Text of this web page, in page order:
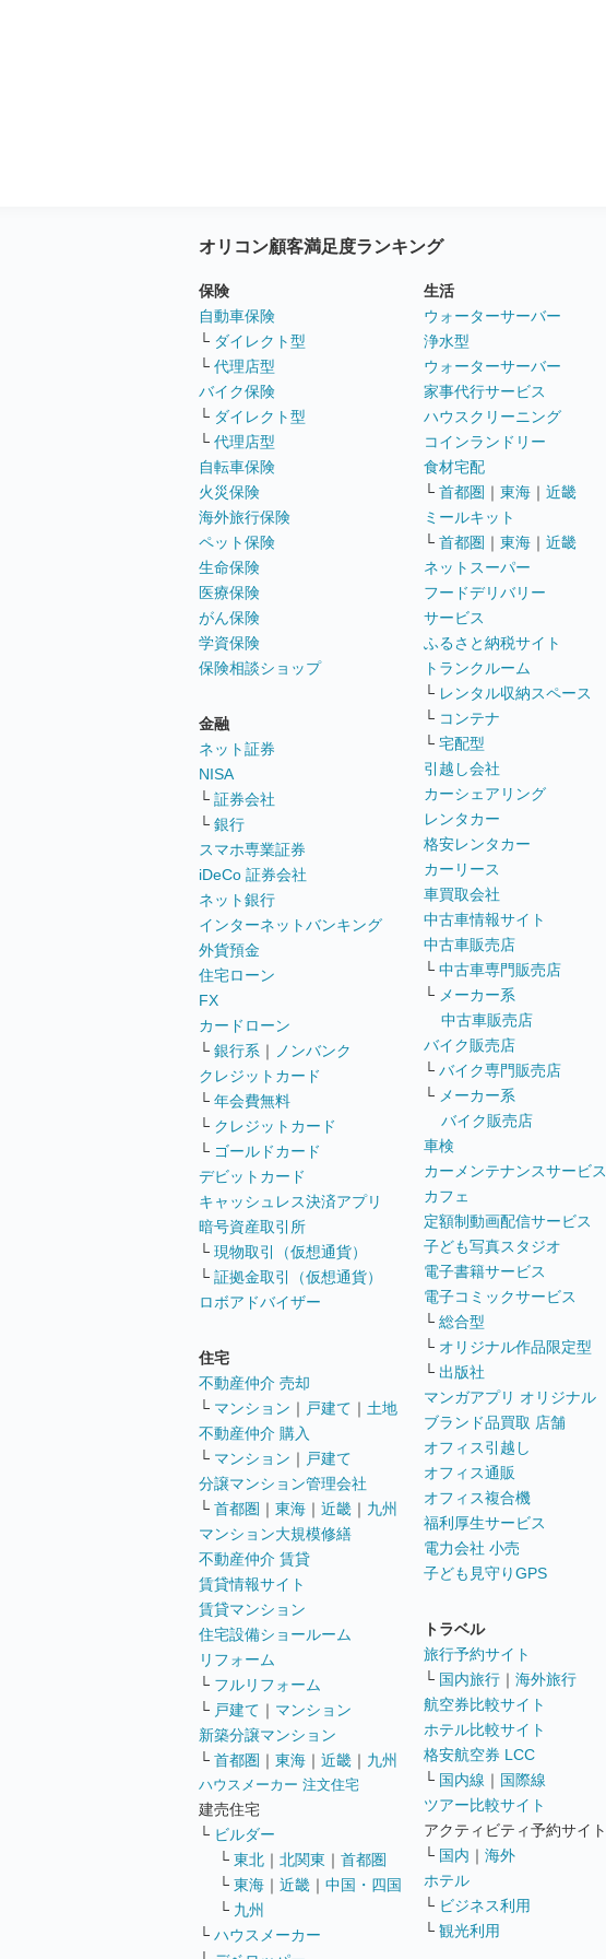
オリコン顧客満足度ランキング
保険
自動車保険
└ ダイレクト型
└ 代理店型
バイク保険
└ ダイレクト型
└ 代理店型
自転車保険
火災保険
海外旅行保険
ペット保険
生命保険
医療保険
がん保険
学資保険
保険相談ショップ
金融
ネット証券
NISA
└ 証券会社
└ 銀行
スマホ専業証券
iDeCo 証券会社
ネット銀行
インターネットバンキング
外貨預金
住宅ローン
FX
カードローン
└ 銀行系 ｜
ノンバンク
クレジットカード
└ 年会費無料
└ クレジットカード
└ ゴールドカード
デビットカード
キャッシュレス決済アプリ
暗号資産取引所
└ 現物取引（仮想通貨）
└ 証拠金取引（仮想通貨）
ロボアドバイザー
住宅
不動産仲介 売却
└ マンション ｜ 戸建て ｜ 土地
不動産仲介 購入
└ マンション ｜ 戸建て
分譲マンション管理会社
└ 首都圏 ｜ 東海 ｜ 近畿 ｜ 九州
マンション大規模修繕
不動産仲介 賃貸
賃貸情報サイト
賃貸マンション
住宅設備ショールーム
リフォーム
└ フルリフォーム
└ 戸建て ｜ マンション
新築分譲マンション
└ 首都圏 ｜ 東海 ｜ 近畿 ｜ 九州
ハウスメーカー 注文住宅
建売住宅
└ ビルダー
└ 東北 ｜ 北関東 ｜ 首都圏
└ 東海 ｜ 近畿 ｜ 中国・四国
└ 九州
└ ハウスメーカー
生活
ウォーターサーバー
浄水型
ウォーターサーバー
家事代行サービス
ハウスクリーニング
コインランドリー
食材宅配
└ 首都圏 ｜ 東海 ｜ 近畿
ミールキット
└ 首都圏 ｜ 東海 ｜ 近畿
ネットスーパー
フードデリバリー
サービス
ふるさと納税サイト
トランクルーム
└ レンタル収納スペース
└ コンテナ
└ 宅配型
引越し会社
カーシェアリング
レンタカー
格安レンタカー
カーリース
車買取会社
中古車情報サイト
中古車販売店
└ 中古車専門販売店
└ メーカー系
中古車販売店
バイク販売店
└ バイク専門販売店
└ メーカー系
バイク販売店
車検
カーメンテナンスサービス
カフェ
定額制動画配信サービス
子ども写真スタジオ
電子書籍サービス
電子コミックサービス
└ 総合型
└ オリジナル作品限定型
└ 出版社
マンガアプリ オリジナル
ブランド品買取 店舗
オフィス引越し
オフィス通販
オフィス複合機
福利厚生サービス
電力会社 小売
子ども見守りGPS
トラベル
旅行予約サイト
└ 国内旅行 ｜ 海外旅行
航空券比較サイト
ホテル比較サイト
格安航空券 LCC
└ 国内線 ｜ 国際線
ツアー比較サイト
アクティビティ予約サイト
└ 国内 ｜ 海外
ホテル
└ ビジネス利用
└ 観光利用